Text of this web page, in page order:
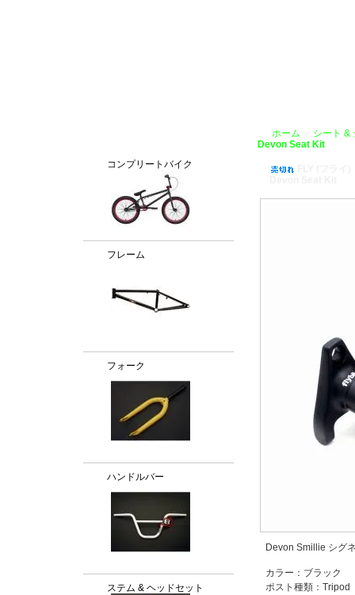
コンプリートバイク
フレーム
フォーク
ハンドルバー
ステム & ヘッドセット
ホーム
シート &
Devon Seat Kit
Devon Smillie シグ
カラー：ブラック
ポスト種類：Tripod